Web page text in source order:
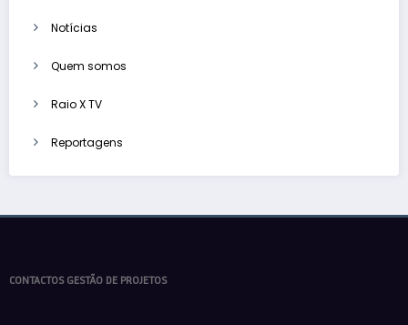
Notícias
Quem somos
Raio X TV
Reportagens
CONTACTOS GESTÃO DE PROJETOS